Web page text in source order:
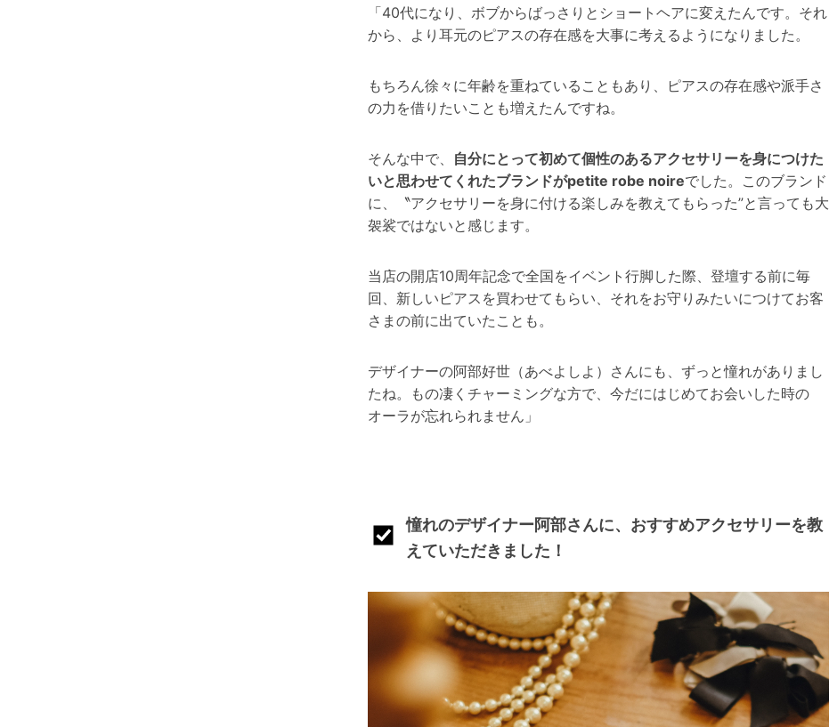
「40代になり、ボブからばっさりとショートヘアに変えたんです。それ
から、より耳元のピアスの存在感を大事に考えるようになりました。
もちろん徐々に年齢を重ねていることもあり、ピアスの存在感や派手さ
の力を借りたいことも増えたんですね。
そんな中で、 自分にとって初めて個性のあるアクセサリーを身につけた
いと思わせてくれたブランドがpetite robe noireでした。このブランド
に、〝アクセサリーを身に付ける楽しみを教えてもらった”と言っても大
袈裟ではないと感じます。
当店の開店10周年記念で全国をイベント行脚した際、登壇する前に毎
回、新しいピアスを買わせてもらい、それをお守りみたいにつけてお客
さまの前に出ていたことも。
デザイナーの阿部好世（あべよしよ）さんにも、ずっと憧れがありまし
たね。もの凄くチャーミングな方で、今だにはじめてお会いした時の
オーラが忘れられません」
憧れのデザイナー阿部さんに、おすすめアクセサリーを教
えていただきました！